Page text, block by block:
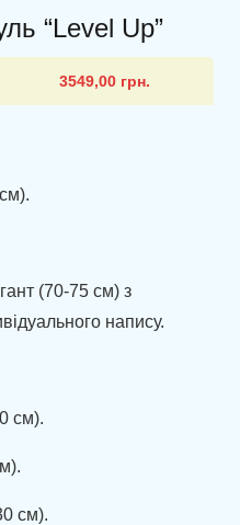
“Level Up”
3549,00 грн.
(70-75 см) з
напису.
см).
см).